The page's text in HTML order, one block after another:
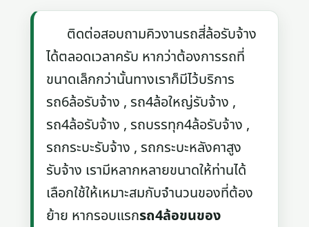
ติดต่อสอบถามคิวงานรถสี่ล้อรับจ้าง
ได้ตลอดเวลาครับ หากว่าต้องการรถที่
ขนาดเล็กกว่านั้นทางเราก็มีไว้บริการ
รถ6ล้อรับจ้าง , รถ4ล้อใหญ่รับจ้าง ,
รถ4ล้อรับจ้าง , รถบรรทุก4ล้อรับจ้าง ,
รถกระบะรับจ้าง , รถกระบะหลังคาสูง
รับจ้าง เรามีหลากหลายขนาดให้ท่านได้
เลือกใช้ให้เหมาะสมกับจำนวนของที่ต้อง
ย้าย หากรอบแรกรถ4ล้อขนของ